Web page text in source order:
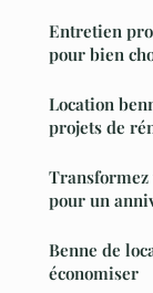
Entretien
pour bien
Location
projets de
Transformez
pour un
Benne de
économiser